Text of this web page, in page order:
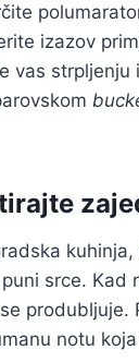
izazov
vas strpljenju
srce. Kad
produbljuje.
notu